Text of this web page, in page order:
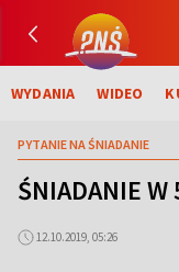
WYDANIA WIDEO
PYTANIE NA ŚNIADANIE
ŚNIADANIE
12.10.2019, 05:26